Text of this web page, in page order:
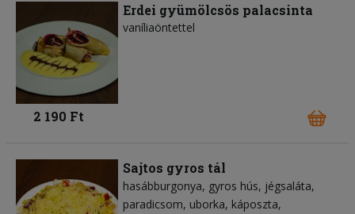
Erdei gyümölcsös palacsinta
vaníliaöntettel
2 190 Ft
Sajtos gyros tál
hasábburgonya gyros hús jégsaláta
paradicsom uborka káposzta